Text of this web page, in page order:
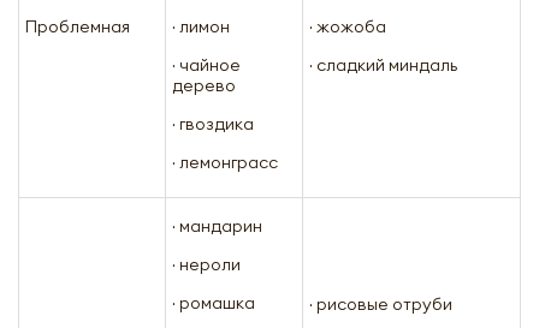
Проблемная
· лимон
· чайное
дерево
· гвоздика
· лемонграсс
· жожоба
· сладкий миндаль
· мандарин
· нероли
· ромашка
· рисовые отруби